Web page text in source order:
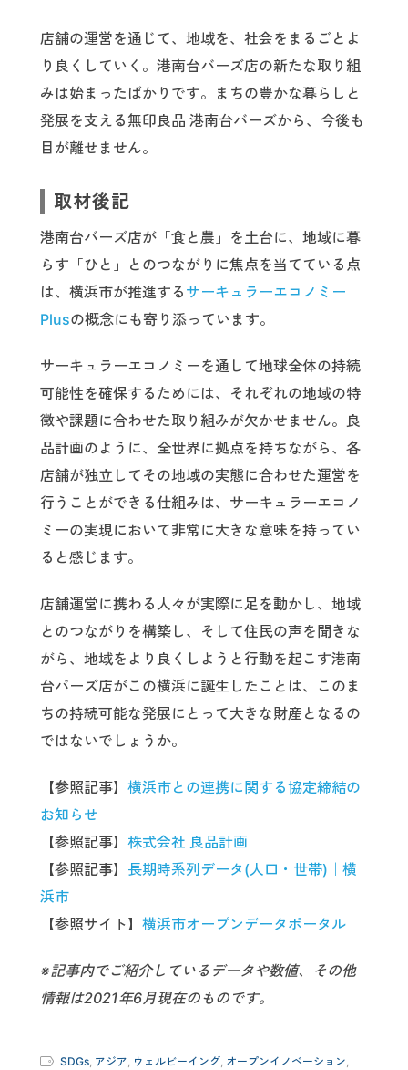
店舗の運営を通じて、地域を、社会をまるごとよ
り良くしていく。港南台バーズ店の新たな取り組
みは始まったばかりです。まちの豊かな暮らしと
発展を支える無印良品 港南台バーズから、今後も
目が離せません。
取材後記
港南台バーズ店が「食と農」を土台に、地域に暮
らす「ひと」とのつながりに焦点を当てている点
は、横浜市が推進する サーキュラーエコノミー
Plusの概念にも寄り添っています。
サーキュラーエコノミーを通して地球全体の持続
可能性を確保するためには、それぞれの地域の特
徴や課題に合わせた取り組みが欠かせません。良
品計画のように、全世界に拠点を持ちながら、各
店舗が独立してその地域の実態に合わせた運営を
行うことができる仕組みは、サーキュラーエコノ
ミーの実現において非常に大きな意味を持ってい
ると感じます。
店舗運営に携わる人々が実際に足を動かし、地域
とのつながりを構築し、そして住民の声を聞きな
がら、地域をより良くしようと行動を起こす港南
台バーズ店がこの横浜に誕生したことは、このま
ちの持続可能な発展にとって大きな財産となるの
ではないでしょうか。
【参照記事】 横浜市との連携に関する協定締結の
お知らせ
【参照記事】 株式会社 良品計画
【参照記事】 長期時系列データ(人口・世帯)｜横
浜市
【参照サイト】 横浜市オープンデータポータル
※記事内でご紹介しているデータや数値、その他
情報は2021年6月現在のものです。
SDGs, アジア, ウェルビーイング, オープンイノベーション,